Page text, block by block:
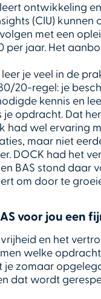
ontwikkeling
(CIU) kunnen
met een
per jaar. Het
je veel in de
20-regel: je
kennis en
je opdracht. Dat
had wel ervaring
maar niet
DOCK had het
BAS stond daar
om door te
voor jou een
en het
welke
je zomaar
dat wordt